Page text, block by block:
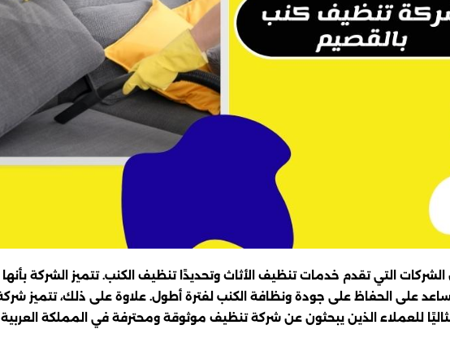
التي تقدم خدمات تنظيف الأثاث وتحديدًا تنظيف الكنب. تتميز الشركة
على الحفاظ على جودة ونظافة الكنب لفترة أطول. علاوة على ذلك، تتميز
للعملاء الذين يبحثون عن شركة تنظيف موثوقة ومحترفة في المملكة